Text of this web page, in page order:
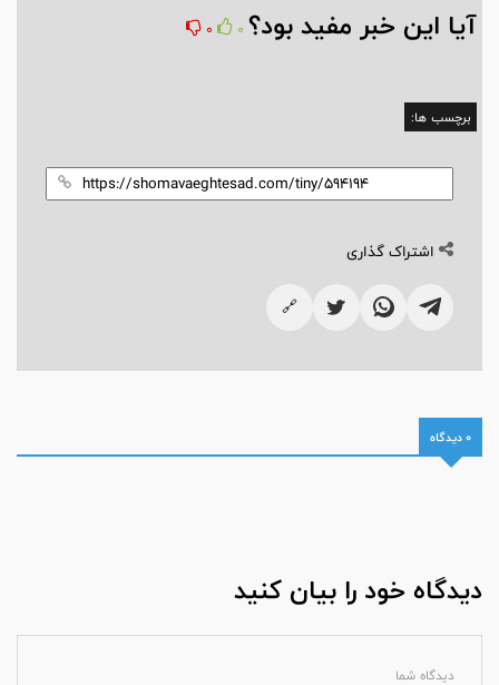
آیا این خبر مفید بود؟ 0
0
برچسب ها:
اشتراک گذاری
🔗
0 دیدگاه
دیدگاه خود را بیان کنید